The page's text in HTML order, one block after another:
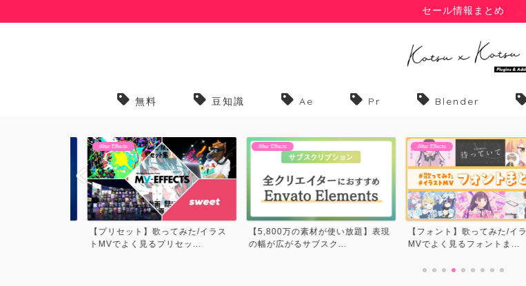
セール情報まとめ
無料 豆知識 Ae Pr Blender
After Effects
【プリセット】歌ってみた/イラス
トMVでよく見るプリセッ...
After Effects
【5,800万の素材が使い放題】表現
の幅が広がるサブスク...
After Effects
【フォント】歌ってみた/イラスト
MVでよく見るフォントま...